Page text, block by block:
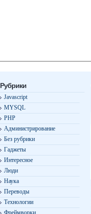
Рубрики
Javascript
MYSQL
PHP
Администрирование
Без рубрики
Гаджеты
Интересное
Люди
Наука
Переводы
Технологии
Фреймворки